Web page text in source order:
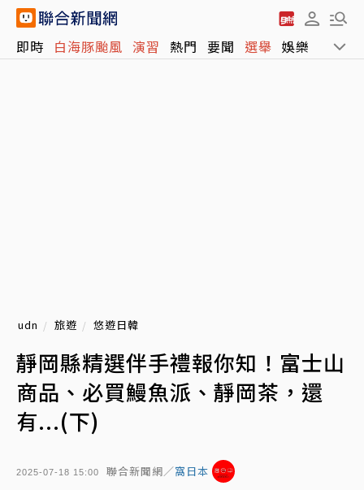
即時 白海豚颱風 演習 熱門 要聞 選舉 娛樂 運動
udn 旅遊 悠遊日韓
靜岡縣精選伴手禮報你知！富士山
商品、必買鰻魚派、靜岡茶，還
有...(下)
2025-07-18 15:00 聯合新聞網／窩日本